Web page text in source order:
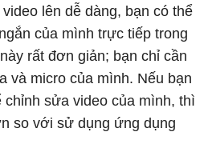
lên dễ dàng, bạn có thể
của mình trực tiếp trong
rất đơn giản; bạn chỉ cần
và micro của mình. Nếu bạn
sửa video của mình, thì
so với sử dụng ứng dụng